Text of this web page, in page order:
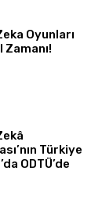
Oyunları
Zamanı!
Türkiye
ODTÜ’de